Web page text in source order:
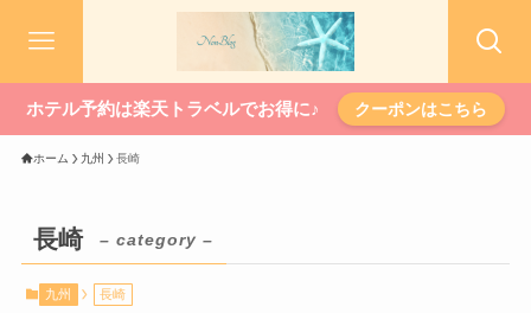
ホテル予約は楽天トラベルでお得に♪ クーポンはこちら
ホーム 九州 長崎
長崎 – category –
九州 長崎